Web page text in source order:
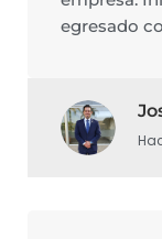
egresado